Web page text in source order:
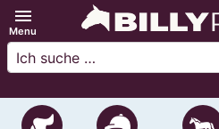
menu
Menu